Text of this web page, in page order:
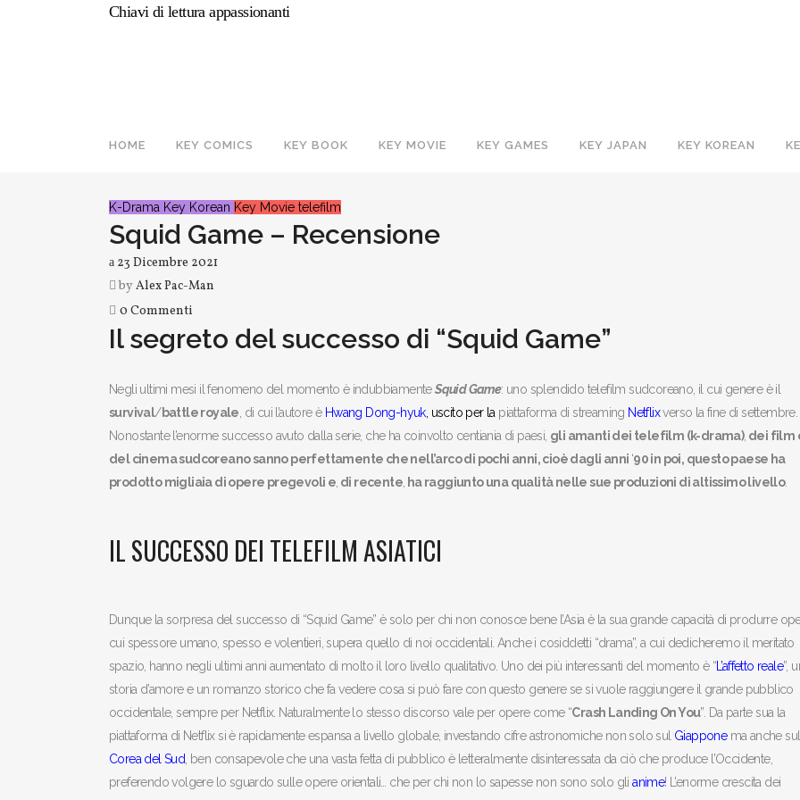
Chiavi di lettura appassionanti
HOME KEY COMICS KEY BOOK KEY MOVIE KEY GAMES KEY JAPAN KEY KOREAN
K-Drama Key Korean Key Movie telefilm
Squid Game – Recensione
23 Dicembre 2021
byAlex Pac-Man
0 Commenti
Il segreto del successo di “Squid Game”
Negli ultimi mesi il fenomeno del momento è indubbiamenteSquid Game: uno splendido telefilm sudcoreano, il cui genere è il
survival/battle royale , di cui l’autore è Hwang Dong-hyuk, uscito per la piattaforma di streaming Netflixverso la fine di settembre.
Nonostante l’enorme successo avuto dalla serie, che ha coinvolto centiania di paesi, gli amanti dei telefilm (k-drama), dei film
del cinema sudcoreano sanno perfettamente che nell’arco di pochi anni, cioè dagli anni ‘90 in poi, questo paese ha
prodotto migliaia di opere pregevoli e di recente ha raggiunto una qualità nelle sue produzioni di altissimo livello.
IL SUCCESSO DEI TELEFILM ASIATICI
Dunque la sorpresa del successo di “Squid Game” è solo per chi non conosce bene l’Asia è la sua grande capacità di produrre
cui spessore umano, spesso e volentieri, supera quello di noi occidentali. Anche i cosiddetti “drama”, a cui dedicheremo il meritato
spazio, hanno negli ultimi anni aumentato di molto il loro livello qualitativo. Uno dei più interessanti del momento è “ L’affetto reale”,
storia d’amore e un romanzo storico che fa vedere cosa si può fare con questo genere se si vuole raggiungere il grande pubblico
occidentale, sempre per Netflix. Naturalmente lo stesso discorso vale per opere come “Crash Landing On You”. Da parte sua la
piattaforma di Netflix si è rapidamente espansa a livello globale, investando cifre astronomiche non solo sul Giapponema anche
Corea del Sud , ben consapevole che una vasta fetta di pubblico è letteralmente disinteressata da ciò che produce l’Occidente,
preferendo volgere lo sguardo sulle opere orientali… che per chi non lo sapesse non sono solo glianime! L’enorme crescita dei